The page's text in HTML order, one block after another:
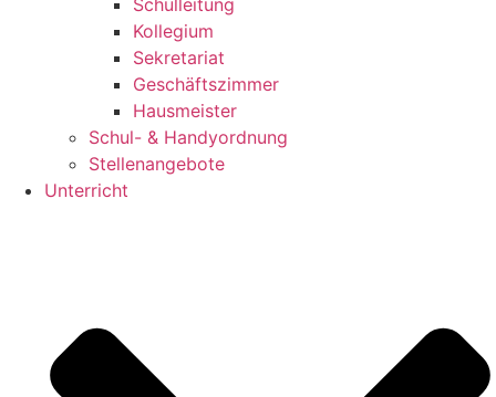
Schulleitung
Kollegium
Sekretariat
Geschäftszimmer
Hausmeister
Schul- & Handyordnung
Stellenangebote
Unterricht